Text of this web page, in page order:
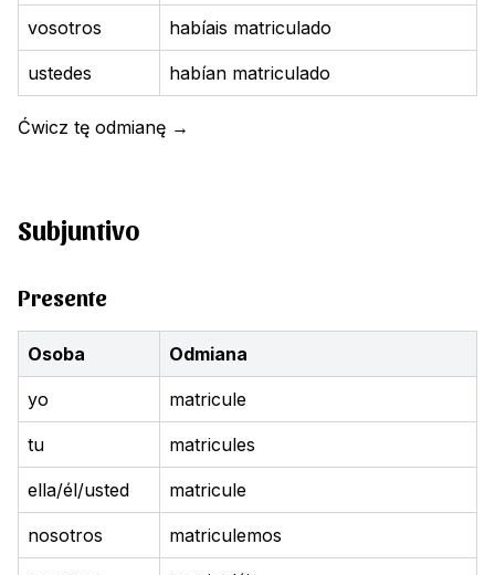
vosotros habíais matriculado
ustedes habían matriculado
Ćwicz tę odmianę →
Subjuntivo
Presente
Osoba Odmiana
yo matricule
tu matricules
ella/él/usted matricule
nosotros matriculemos